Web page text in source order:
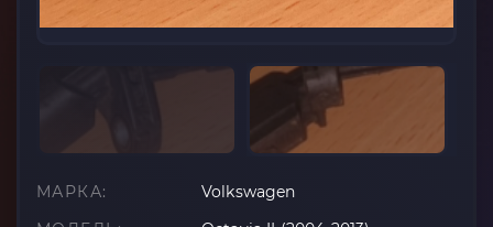
МАРКА:
Volkswagen